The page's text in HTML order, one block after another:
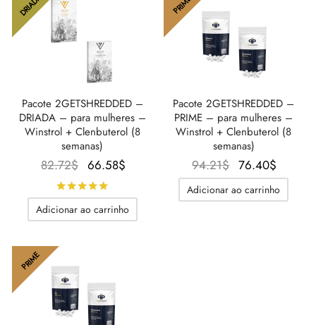
Pacote 2GETSHREDDED –
DRIADA – para mulheres –
Winstrol + Clenbuterol (8
semanas)
82.72$
O
preço
original
era:
66.58$
atual é:
66.58$.
Adicionar ao carrinho
PRIME
Pacote 2GETSHREDDED –
PRIME – para mulheres –
Winstrol + Clenbuterol (8
semanas)
94.21$
O
preço
original
76.40$
preço
atual
Adicionar ao carrinho
PRIME